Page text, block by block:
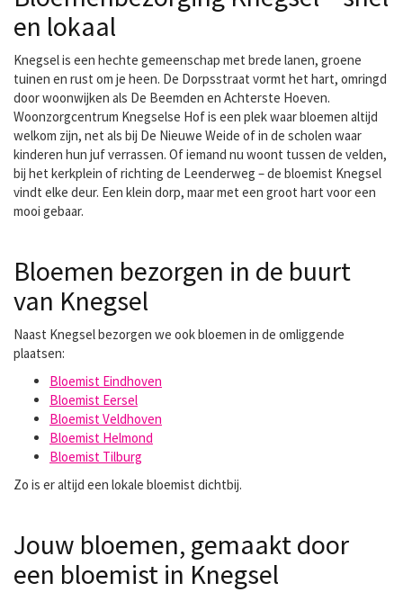
en lokaal
Knegsel is een hechte gemeenschap met brede lanen, groene
tuinen en rust om je heen. De Dorpsstraat vormt het hart, omringd
door woonwijken als De Beemden en Achterste Hoeven.
Woonzorgcentrum Knegselse Hof is een plek waar bloemen altijd
welkom zijn, net als bij De Nieuwe Weide of in de scholen waar
kinderen hun juf verrassen. Of iemand nu woont tussen de velden,
bij het kerkplein of richting de Leenderweg – de bloemist Knegsel
vindt elke deur. Een klein dorp, maar met een groot hart voor een
mooi gebaar.
Bloemen bezorgen in de buurt
van Knegsel
Naast Knegsel bezorgen we ook bloemen in de omliggende
plaatsen:
Bloemist Eindhoven
Bloemist Eersel
Bloemist Veldhoven
Bloemist Helmond
Bloemist Tilburg
Zo is er altijd een lokale bloemist dichtbij.
Jouw bloemen, gemaakt door
een bloemist in Knegsel